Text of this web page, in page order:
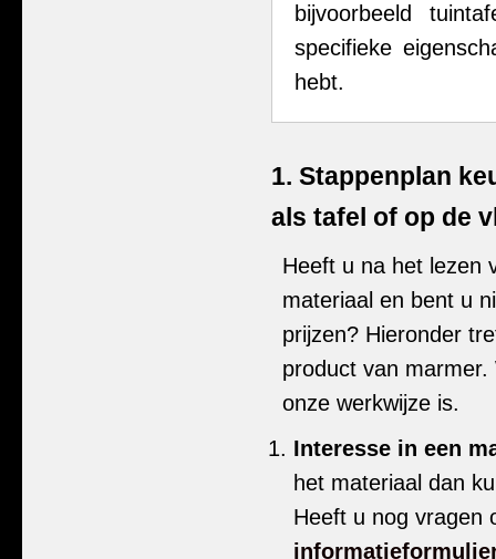
bijvoorbeeld
specifieke
hebt.
1. Stappenplan
als tafel of op de
Heeft u na het lezen
materiaal en bent u
prijzen? Hieronder
product van
onze werkwijze is.
Interesse in een
het materiaal dan
Heeft u nog vragen